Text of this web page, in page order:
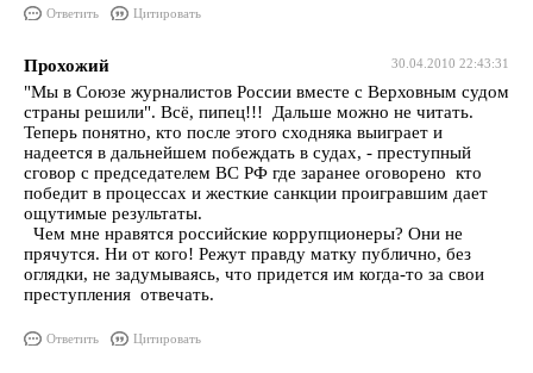
Ответить Цитировать
30.04.2010 22:43:31
Прохожий
"Мы в Союзе журналистов России вместе с Верховным судом
страны решили". Всё, пипец!!! Дальше можно не читать.
Теперь понятно, кто после этого сходняка выиграет и
надеется в дальнейшем побеждать в судах, - преступный
сговор с председателем ВС РФ где заранее оговорено кто
победит в процессах и жесткие санкции проигравшим дает
ощутимые результаты.
Чем мне нравятся российские коррупционеры? Они не
прячутся. Ни от кого! Режут правду матку публично, без
оглядки, не задумываясь, что придется им когда-то за свои
преступления отвечать.
Ответить Цитировать